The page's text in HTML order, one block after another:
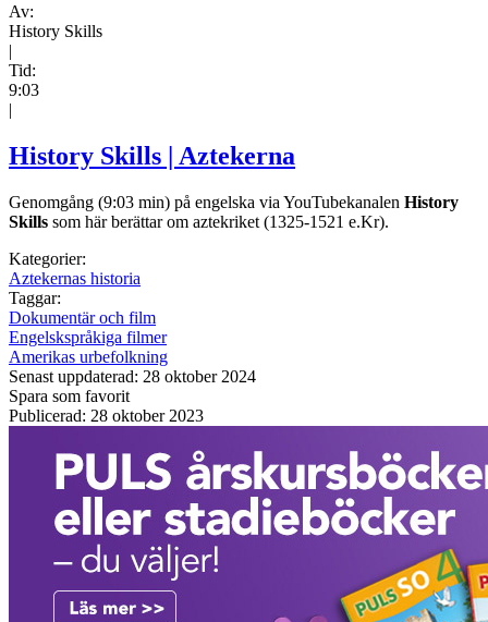
Av:
History Skills
|
Tid:
9:03
|
History Skills | Aztekerna
Genomgång (9:03 min) på engelska via YouTubekanalen History
Skills som här berättar om aztekriket (1325-1521 e.Kr).
Kategorier:
Aztekernas historia
Taggar:
Dokumentär och film
Engelskspråkiga filmer
Amerikas urbefolkning
Senast uppdaterad: 28 oktober 2024
Spara som favorit
Publicerad: 28 oktober 2023